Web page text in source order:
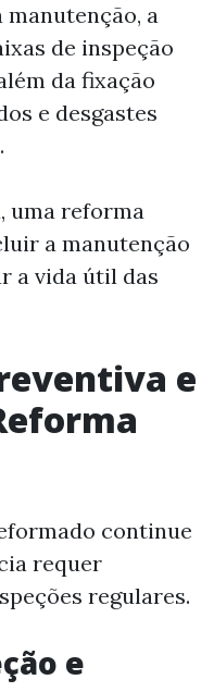
a
de inspeção
da fixação
e desgastes
uma reforma
a manutenção
a vida útil das
e
continue
requer
regulares.
e